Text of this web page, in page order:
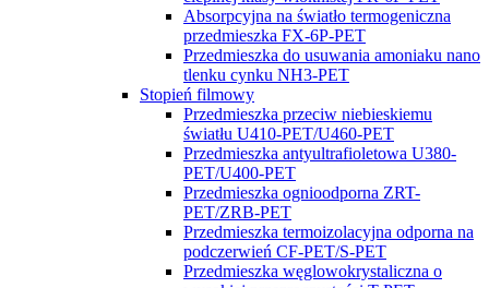
Absorpcyjna na światło termogeniczna
przedmieszka FX-6P-PET
Przedmieszka do usuwania amoniaku nano
tlenku cynku NH3-PET
Stopień filmowy
Przedmieszka przeciw niebieskiemu
światłu U410-PET/U460-PET
Przedmieszka antyultrafioletowa U380-
PET/U400-PET
Przedmieszka ognioodporna ZRT-
PET/ZRB-PET
Przedmieszka termoizolacyjna odporna na
podczerwień CF-PET/S-PET
Przedmieszka węglowokrystaliczna o